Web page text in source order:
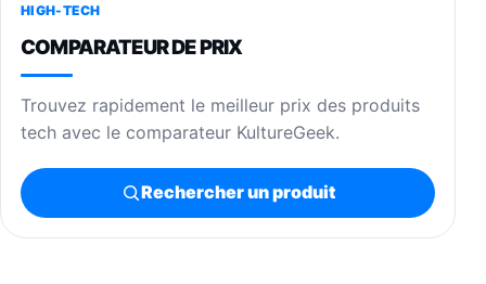
HIGH-TECH
COMPARATEUR DE PRIX
Trouvez rapidement le meilleur prix des produits
tech avec le comparateur KultureGeek.
Rechercher un produit